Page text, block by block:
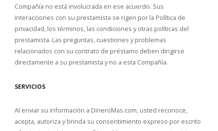
Compañía no está involucrada en ese acuerdo. Sus
interacciones con su prestamista se rigen por la Política de
privacidad, los términos, las condiciones y otras políticas del
prestamista. Las preguntas, cuestiones y problemas
relacionados con su contrato de préstamo deben dirigirse
directamente a su prestamista y no a esta Compañía.
SERVICIOS
Al enviar su información a DineroMas.com, usted reconoce,
acepta, autoriza y brinda su consentimiento expreso por escrito